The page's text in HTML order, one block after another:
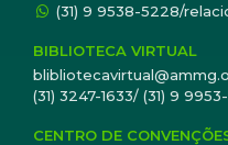
(31) 9 9538-5228/
BIBLIOTECA VIRTUAL
(31) 3247-1633/ (31) 9
CENTRO DE